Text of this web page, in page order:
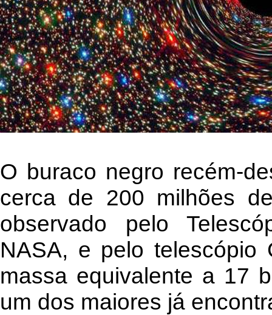
O buraco negro recém-
cerca de 200 milhões
observado pelo
NASA, e pelo
massa equivalente a 17
um dos maiores já